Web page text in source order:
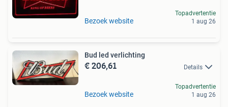
Bezoek website
Topadvertentie
1 aug 26
Bud led verlichting
€ 206,61 Details
Bezoek website
Topadvertentie
1 aug 26